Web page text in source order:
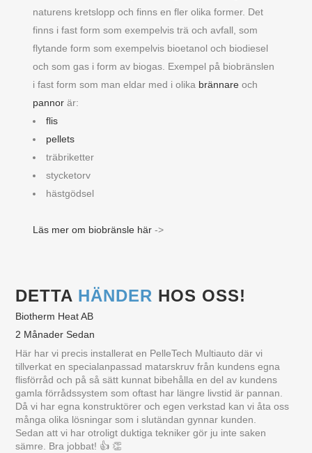
naturens kretslopp och finns en fler olika former. Det
finns i fast form som exempelvis trä och avfall, som
flytande form som exempelvis bioetanol och biodiesel
och som gas i form av biogas. Exempel på biobränslen
i fast form som man eldar med i olika brännare och
pannor är:
flis
pellets
träbriketter
stycketorv
hästgödsel
Läs mer om biobränsle här ->
DETTA HÄNDER HOS OSS!
Biotherm Heat AB
2 Månader Sedan
Här har vi precis installerat en PelleTech Multiauto där vi
tillverkat en specialanpassad matarskruv från kundens egna
flisförråd och på så sätt kunnat bibehålla en del av kundens
gamla förrådssystem som oftast har längre livstid är pannan.
Då vi har egna konstruktörer och egen verkstad kan vi åta oss
många olika lösningar som i slutändan gynnar kunden.
Sedan att vi har otroligt duktiga tekniker gör ju inte saken
sämre. Bra jobbat! 👍 👏